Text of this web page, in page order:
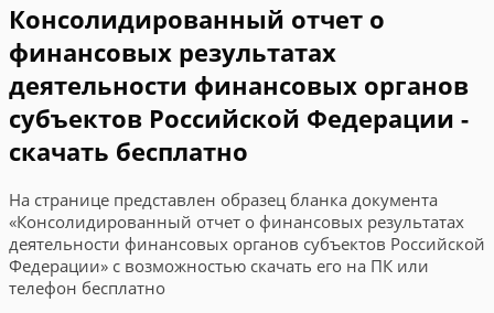
Консолидированный отчет о
финансовых результатах
деятельности финансовых органов
субъектов Российской Федерации -
скачать бесплатно
На странице представлен образец бланка документа
«Консолидированный отчет о финансовых результатах
деятельности финансовых органов субъектов Российской
Федерации» с возможностью скачать его на ПК или
телефон бесплатно